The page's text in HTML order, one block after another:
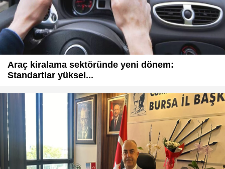
Araç kiralama sektöründe yeni dönem:
Standartlar yüksel...